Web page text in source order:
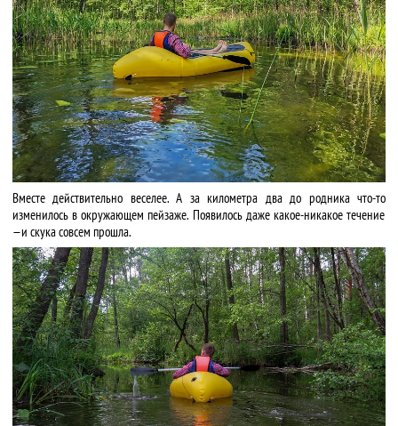
Вместе действительно веселее. А за километра два до родника что-то
изменилось в окружающем пейзаже. Появилось даже какое-никакое течение
— и скука совсем прошла.